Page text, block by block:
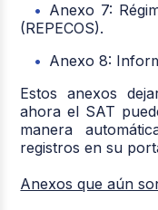
Anexo 7:
(REPECOS).
Anexo 8:
Estos anexos
ahora el SAT
manera
registros en su
Anexos que aún